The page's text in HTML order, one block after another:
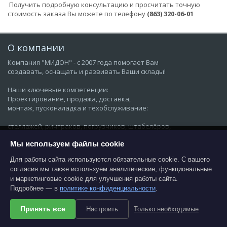
Получить подробную консультацию и просчитать точную
стоимость заказа Вы можете по телефону (863) 320-06-01
О компании
Компания "МИДОН" - с 2007 года помогает Вам
создавать, оснащать и развивать Ваши склады!
Наши ключевые компетенции:
Проектирование, продажа, доставка,
монтаж, пусконаладка и техобслуживание:
стеллажей, ричтраков, погрузчиков, штабелёров,
подъёма и перемещения грузов.
Контакты
Офис в Ростове
midon@midon.ru
Ростов-на-Дону,
На этом веб-сайте используются файлы
cookies, которые обеспечивают работу всех
функций для наиболее эффективной
навигации по странице. Если вы не хотите
принимать постоянные файлы cookie,
пожалуйста, выберите соответствующие
настройки на своём компьютере. Продолжая
навигацию по сайту, вы косвенно
предоставляете согласие на использование
файлов cookie на этом веб-сайте. Более
подробная информация предоставляется в
нашейПолитике конфиденциальности
Перейти в интернет-магазин
Мы используем файлы cookie
Для работы сайта используются обязательные cookie. С вашего
согласия мы также используем аналитические, функциональные
и маркетинговые cookie для улучшения работы сайта.
Подробнее — в политике конфиденциальности.
Принять все Настроить Только необходимые